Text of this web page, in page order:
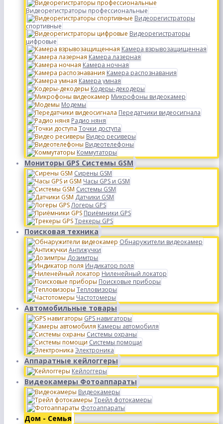
Видеорегистраторы профессиональные
Видеорегистраторы
спортивные
Видеорегистраторы
цифровые
Камера взрывозащищенная
Камера лазерная
Камера ночная
Камера распознавания
Камера умная
Кодеры-декодеры
Микрофоны видеокамер
Модемы
Передатчики видеосигнала
Радио няня
Точки доступа
Видео ресиверы
Видеотелефоны
Коммутаторы
Мониторы GPS Системы GSM
Сирены GSM
Часы GPS и GSM
Системы GSM
Датчики GSM
Логеры GPS
Приёмники GPS
Трекеры GPS
Поисковая техника
Обнаружители видеокамер
Антижучки
Дозимтры
Индикатор поля
Ниленейный локатор
Поисковые приборы
Тепловизоры
Частотомеры
Автомобильные товары
GPS навигаторы
Камеры автомобиля
Системы охраны
Системы помощи
Электроника
Аппаратные кейлоггеры
Кейлоггеры
Видеокамеры Фотоаппараты
Видеокамеры
Трейл фотокамеры
Фотоаппараты
Дом - Семья